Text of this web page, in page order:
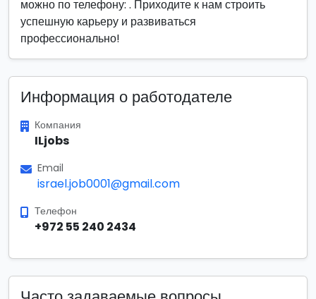
можно по телефону: . Приходите к нам строить
успешную карьеру и развиваться
профессионально!
Информация о работодателе
Компания
ILjobs
Email
israel.job0001@gmail.com
Телефон
+972 55 240 2434